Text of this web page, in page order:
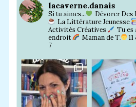
lacaverne.danais
Si tu aimes...
Dévorer Des
La Littérature Jeunesse
Activités Créatives
Tu es
endroit
Maman de T.
11
7